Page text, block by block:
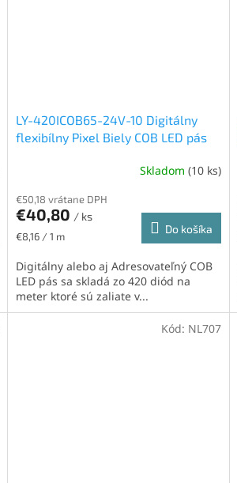
LY-420ICOB65-24V-10 Digitálny
flexibílny Pixel Biely COB LED pás
Skladom (10 ks)
€50,18 vrátane DPH
€40,80 / ks
Jednotková
€8,16 / 1 m
Do košíka
Digitálny alebo aj Adresovateľný COB
LED pás sa skladá zo 420 diód na
meter ktoré sú zaliate v...
Kód: NL707